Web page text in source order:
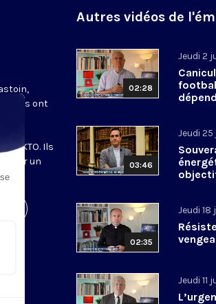
ils ont
à
de KTO. Ils
sur un
Autres vidéos de
02:28
Jeudi 2
03:46
Jeudi
02:35
Jeudi
Jeudi 11